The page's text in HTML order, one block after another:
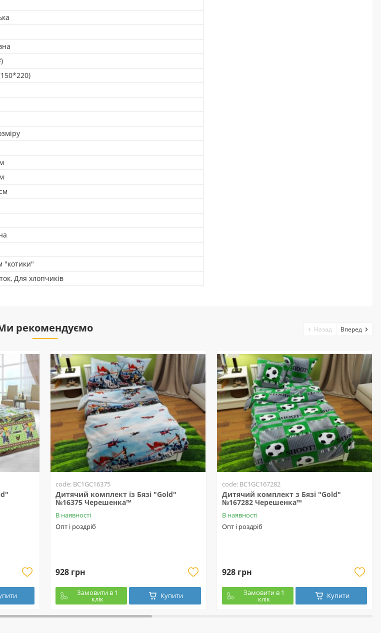
"котики"
Для хлопчиків
рекомендуємо
code: BC1GC16375
Дитячий комплект із Бязі "Gold"
№16375 Черешенка™
В наявності
Опт і роздріб
928 грн
Замовити в 1
клік Купити
code: BC1GC167282
Дитячий комплект з Бязі "Gold"
№167282 Черешенка™
В наявності
Опт і роздріб
928 грн
Замовити в 1
клік Купити
Назад Вперед